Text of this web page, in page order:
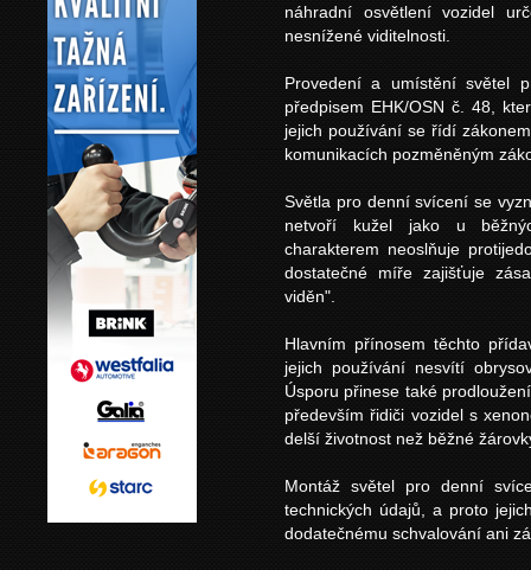
náhradní osvětlení vozidel
nesnížené viditelnosti.
Provedení a umístění světel
předpisem EHK/OSN č. 48,
jejich používání se řídí
komunikacích pozměněným
Světla pro denní svícení se
netvoří kužel jako u
charakterem neoslňuje
dostatečné míře zajišťuje
viděn".
Hlavním přínosem těchto
jejich používání nesvítí
Úsporu přinese také
především řidiči vozidel s
delší životnost než běžné
Montáž světel pro denní
technických údajů, a proto
dodatečnému schvalování ani